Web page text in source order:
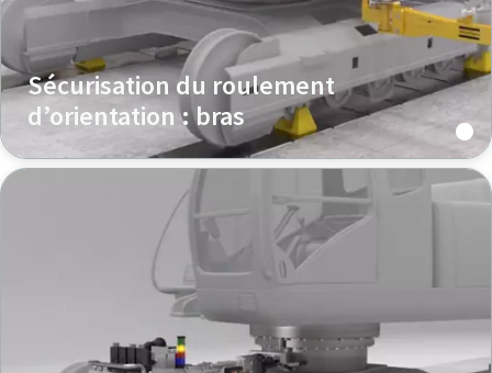
Sécurisation du roulement
d’orientation : bras